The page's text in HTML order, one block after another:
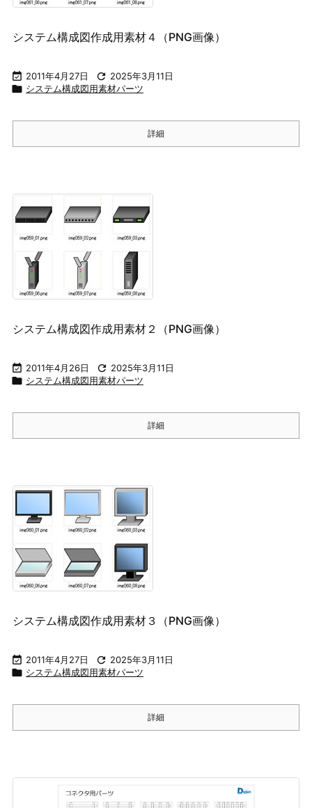
システム構成図作成用素材４（PNG画像）
 2011年4月27日  2025年3月11日
 システム構成図用素材パーツ
詳細
システム構成図作成用素材２（PNG画像）
 2011年4月26日  2025年3月11日
 システム構成図用素材パーツ
詳細
システム構成図作成用素材３（PNG画像）
 2011年4月27日  2025年3月11日
 システム構成図用素材パーツ
詳細